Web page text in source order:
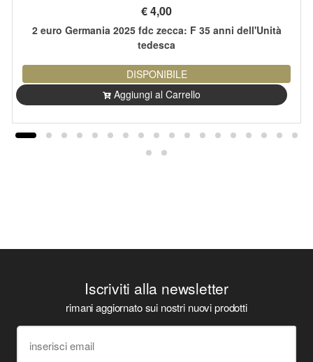
€4,00
2 euro Germania 2025 fdc zecca: F 35 anni dell'Unità
tedesca
DISPONIBILE
Aggiungi al Carrello
Iscriviti alla newsletter
rimani aggiornato sui nostri nuovi prodotti